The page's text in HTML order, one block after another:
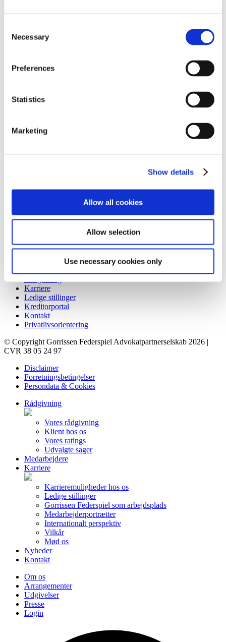
Selection
Necessary
Preferences
Statistics
Marketing
Show details
Allow all cookies
Allow selection
Use necessary cookies only
Vi er et førende dansk advokatfirma med
Tilmeld dig nyheder og arrangementer
1609 København V
+45 33 41 41 41
8000 Aarhus C
+45 86 20 75 00
contact@gorrissenfederspiel.com
Genveje
Karriere
Ledige stillinger
Kreditorportal
Kontakt
Privatlivsorientering
© Copyright Gorrissen Federspiel Advokatpartnerselskab 2026 |
CVR 38 05 24 97
Disclaimer
Forretningsbetingelser
Persondata & Cookies
Rådgivning
Vores rådgivning
Klient hos os
Vores ratings
Udvalgte sager
Medarbejdere
Karriere
Karrieremuligheder hos os
Ledige stillinger
Gorrissen Federspiel som arbejdsplads
Medarbejderportrætter
Internationalt perspektiv
Vilkår
Mød os
Nyheder
Kontakt
Om os
Arrangementer
Udgivelser
Presse
Login